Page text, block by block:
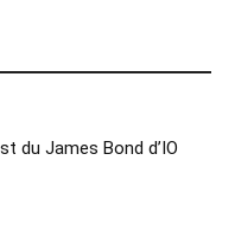
du James Bond d’IO